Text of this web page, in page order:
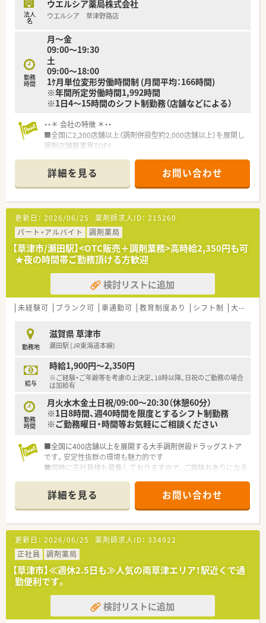
法人
名
ウエルシア薬局株式会社
ウエルシア 草津野路店
勤務
時間
月～金
09:00～19:30
土
09:00～18:00
1ｹ月単位変形労働時間制 (月間平均：166時間)
※年間所定労働時間1,992時間
※1日4～15時間のシフト制勤務（店舗などによる）
・・＊ 会社の特徴 ＊・・
■全国に2,200店舗以上（調剤併設型約2,000店舗以上）を展開し
調剤店舗数業界TOP！
頑張り次第で高給与も可能！
■経験や勤務コースによりますが、経験の少ない方でも500万前
半スタートと業界TOP水準！
■職種や職域に合わせ、豊富な社内研修や外部組織と連携した研
修を用意されています
■薬剤師が中心の会社だからこそ活躍できるキャリアパスが多
種多様に用意されています。
■店舗拡大に伴い、エリアマネジャーや営業部長等のマネジメン
トのポジションも増えます。
■在宅や教育等の専門性を活かせるスペシャリストを目指すこ
とも可能です。
■その他にも、管理部門や商品部門等の本社スタッフなど活動領
域は多種多様です。
■在宅実施店舗は年々増加しており、在宅医療へもしっかりと関
■育児休暇は3歳まで取得が可能で、時短制度は小学5年生まで
時短勤務ができるよう変更予定です。
■年間休日が120日とワークライフバランスが整っています
■日用品から常備薬まで、従業員割引制度など嬉しいメリットも
たくさんあります！
詳細を見る お問い合わせ
更新日： 2026/06/25 薬剤師求人ID： 215260
パート・アルバイト
調剤薬局
【草津市/瀬田駅】<OTC販売＋調剤業務>高時給2,350円も可
★夜の時間帯ご勤務頂ける方歓迎
検討リストに追加
未経験可 ブランク可 車通勤可 教育制度あり シフト制 大手チェーン
勤務地
滋賀県 草津市
瀬田駅 (JR東海道本線)
給与
時給1,900円～2,350円
※ご経験・ご年齢等を考慮の上決定、18時以降、日祝のご勤務の場合
は加給有
勤務
時間
月火水木金土日祝/09:00～20:30（休憩60分）
※1日8時間、週40時間を限度とするシフト制勤務
※ご勤務曜日・時間等お気軽にご相談ください
■全国に400店舗以上を展開する大手調剤併設ドラッグストア
です。安定性抜群の環境も魅力的です
■同時に正社員様も募集しておりますので、ご興味おありになる
詳細を見る お問い合わせ
更新日： 2026/06/25 薬剤師求人ID： 334922
正社員
調剤薬局
【草津市】≪週休2.5日も≫人気の南草津エリア！駅近くで通
勤便利です。
検討リストに追加